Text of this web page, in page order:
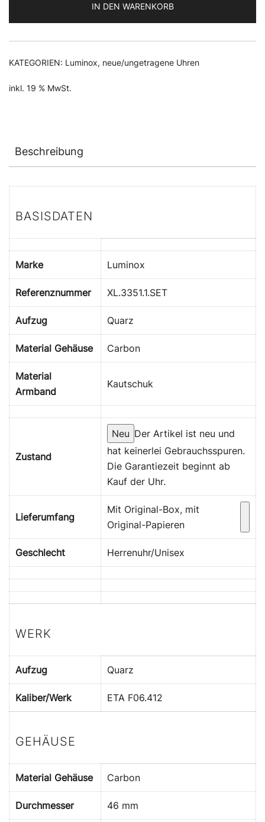
IN DEN WARENKORB
KATEGORIEN: Luminox, neue/ungetragene Uhren
inkl. 19 % MwSt.
Beschreibung
BASISDATEN
Marke Luminox
Referenznummer XL.3351.1.SET
Aufzug Quarz
Material Gehäuse Carbon
Material
Armband
Kautschuk
Zustand
Neu Der Artikel ist neu und
hat keinerlei Gebrauchsspuren.
Die Garantiezeit beginnt ab
Kauf der Uhr.
Lieferumfang
Mit Original-Box, mit
Original-Papieren
Geschlecht Herrenuhr/Unisex
WERK
Aufzug Quarz
Kaliber/Werk ETA F06.412
GEHÄUSE
Material Gehäuse Carbon
Durchmesser 46 mm